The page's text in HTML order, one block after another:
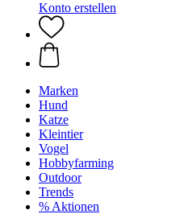
Konto erstellen
Marken
Hund
Katze
Kleintier
Vogel
Hobbyfarming
Outdoor
Trends
% Aktionen